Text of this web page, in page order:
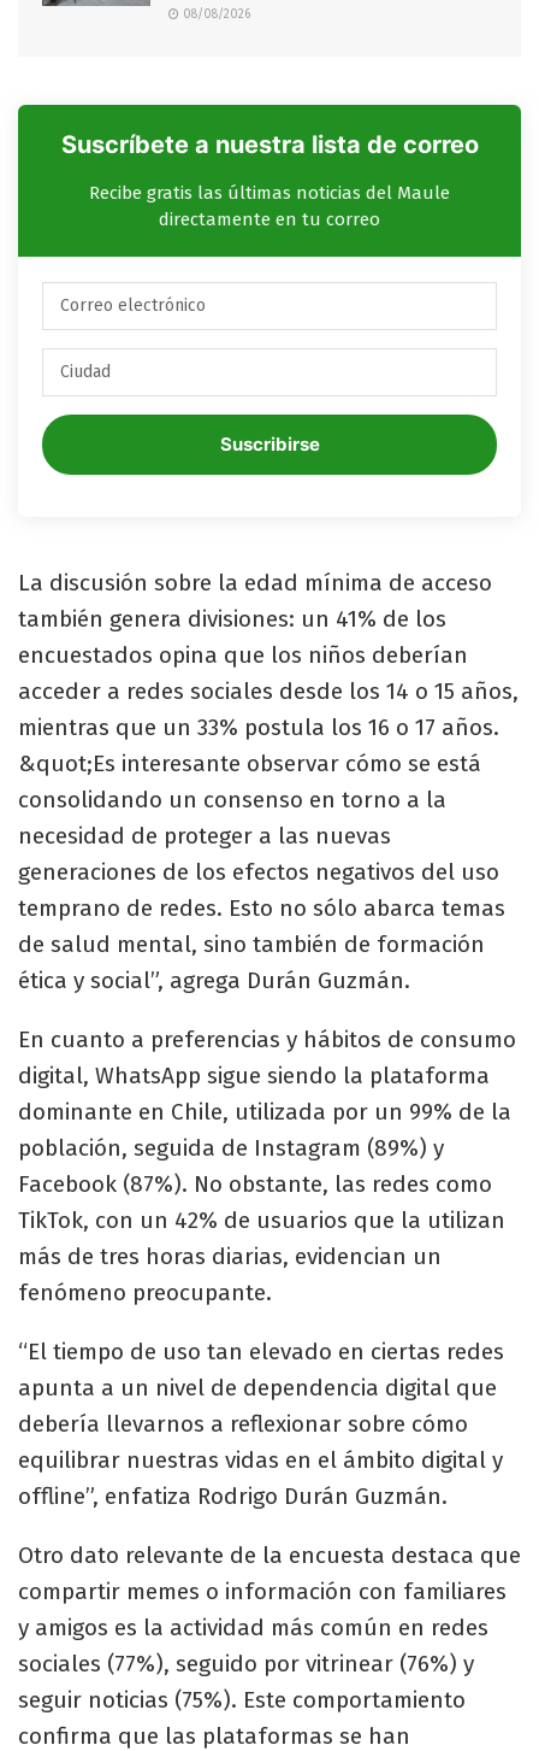
08/08/2026
Suscríbete a nuestra lista de correo
Recibe gratis las últimas noticias del Maule
directamente en tu correo
Suscribirse
La discusión sobre la edad mínima de acceso
también genera divisiones: un 41% de los
encuestados opina que los niños deberían
acceder a redes sociales desde los 14 o 15 años,
mientras que un 33% postula los 16 o 17 años.
&quot;Es interesante observar cómo se está
consolidando un consenso en torno a la
necesidad de proteger a las nuevas
generaciones de los efectos negativos del uso
temprano de redes. Esto no sólo abarca temas
de salud mental, sino también de formación
ética y social”, agrega Durán Guzmán.
En cuanto a preferencias y hábitos de consumo
digital, WhatsApp sigue siendo la plataforma
dominante en Chile, utilizada por un 99% de la
población, seguida de Instagram (89%) y
Facebook (87%). No obstante, las redes como
TikTok, con un 42% de usuarios que la utilizan
más de tres horas diarias, evidencian un
fenómeno preocupante.
“El tiempo de uso tan elevado en ciertas redes
apunta a un nivel de dependencia digital que
debería llevarnos a reflexionar sobre cómo
equilibrar nuestras vidas en el ámbito digital y
offline”, enfatiza Rodrigo Durán Guzmán.
Otro dato relevante de la encuesta destaca que
compartir memes o información con familiares
y amigos es la actividad más común en redes
sociales (77%), seguido por vitrinear (76%) y
seguir noticias (75%). Este comportamiento
confirma que las plataformas se han